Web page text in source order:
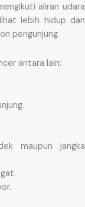
aliran udara
lebih hidup dan
pengunjung.
antara lain:
maupun jangka